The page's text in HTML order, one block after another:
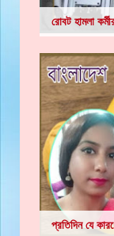
রোবট হামলা
প্রতিদিন যে